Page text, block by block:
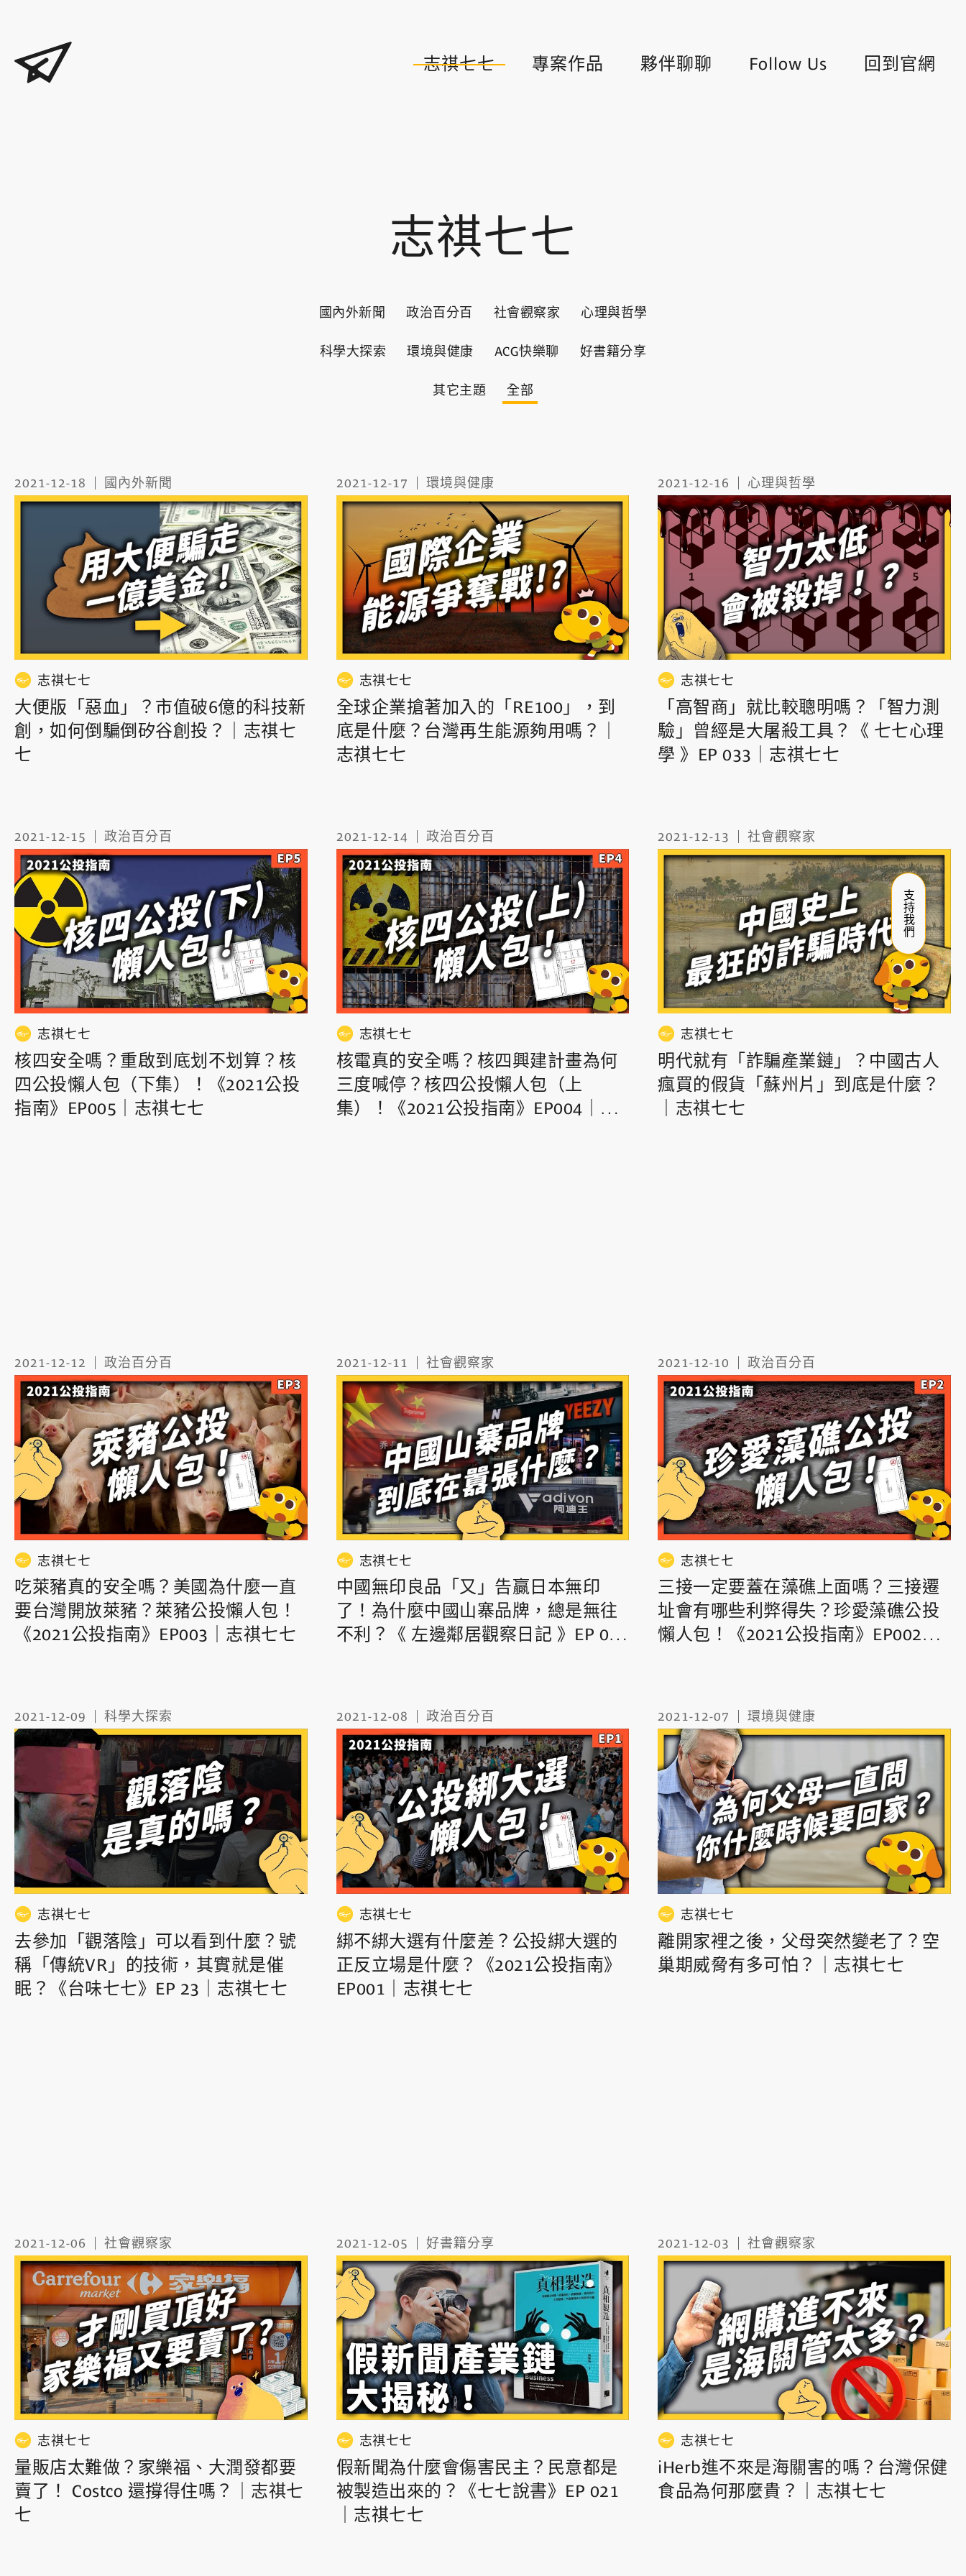
志祺七七 專案作品 夥伴聊聊 Follow Us 回到官網
志祺七七
國內外新聞 政治百分百 社會觀察家 心理與哲學
科學大探索 環境與健康 ACG快樂聊 好書籍分享
其它主題 全部
2021-12-18 國內外新聞
志祺七七
大便版「惡血」？市值破6億的科技新
創，如何倒騙倒矽谷創投？｜志祺七
七
2021-12-17 環境與健康
志祺七七
全球企業搶著加入的「RE100」，到
底是什麼？台灣再生能源夠用嗎？｜
志祺七七
2021-12-16 心理與哲學
志祺七七
「高智商」就比較聰明嗎？「智力測
驗」曾經是大屠殺工具？《 七七心理
學 》EP 033｜志祺七七
2021-12-15 政治百分百
志祺七七
核四安全嗎？重啟到底划不划算？核
四公投懶人包（下集）！《2021公投
指南》EP005｜志祺七七
2021-12-14 政治百分百
志祺七七
核電真的安全嗎？核四興建計畫為何
三度喊停？核四公投懶人包（上
集）！《2021公投指南》EP004｜志
2021-12-13 社會觀察家
志祺七七
明代就有「詐騙產業鏈」？中國古人
瘋買的假貨「蘇州片」到底是什麼？
｜志祺七七
2021-12-12 政治百分百
志祺七七
吃萊豬真的安全嗎？美國為什麼一直
要台灣開放萊豬？萊豬公投懶人包！
《2021公投指南》EP003｜志祺七七
2021-12-11 社會觀察家
志祺七七
中國無印良品「又」告贏日本無印
了！為什麼中國山寨品牌，總是無往
不利？《 左邊鄰居觀察日記 》EP 061
2021-12-10 政治百分百
志祺七七
三接一定要蓋在藻礁上面嗎？三接遷
址會有哪些利弊得失？珍愛藻礁公投
懶人包！《2021公投指南》EP002｜
2021-12-09 科學大探索
志祺七七
去參加「觀落陰」可以看到什麼？號
稱「傳統VR」的技術，其實就是催
眠？《台味七七》EP 23｜志祺七七
2021-12-08 政治百分百
志祺七七
綁不綁大選有什麼差？公投綁大選的
正反立場是什麼？《2021公投指南》
EP001｜志祺七七
2021-12-07 環境與健康
志祺七七
離開家裡之後，父母突然變老了？空
巢期威脅有多可怕？｜志祺七七
2021-12-06 社會觀察家
志祺七七
量販店太難做？家樂福、大潤發都要
賣了！ Costco 還撐得住嗎？｜志祺七
七
2021-12-05 好書籍分享
志祺七七
假新聞為什麼會傷害民主？民意都是
被製造出來的？《七七說書》EP 021
｜志祺七七
2021-12-03 社會觀察家
志祺七七
iHerb進不來是海關害的嗎？台灣保健
食品為何那麼貴？｜志祺七七
支持我們